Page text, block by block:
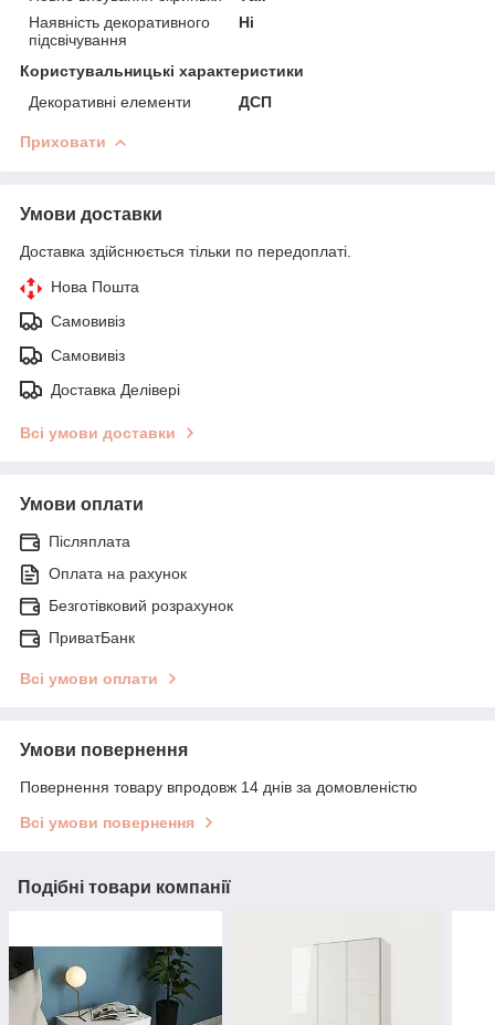
Наявність декоративного
підсвічування
Ні
Користувальницькі характеристики
Декоративні елементи
ДСП
Приховати
Умови доставки
Доставка здійснюється тільки по передоплаті.
Нова Пошта
Самовивіз
Самовивіз
Доставка Делівері
Всі умови доставки
Умови оплати
Післяплата
Оплата на рахунок
Безготівковий розрахунок
ПриватБанк
Всі умови оплати
Умови повернення
Повернення товару впродовж 14 днів за домовленістю
Всі умови повернення
Подібні товари компанії